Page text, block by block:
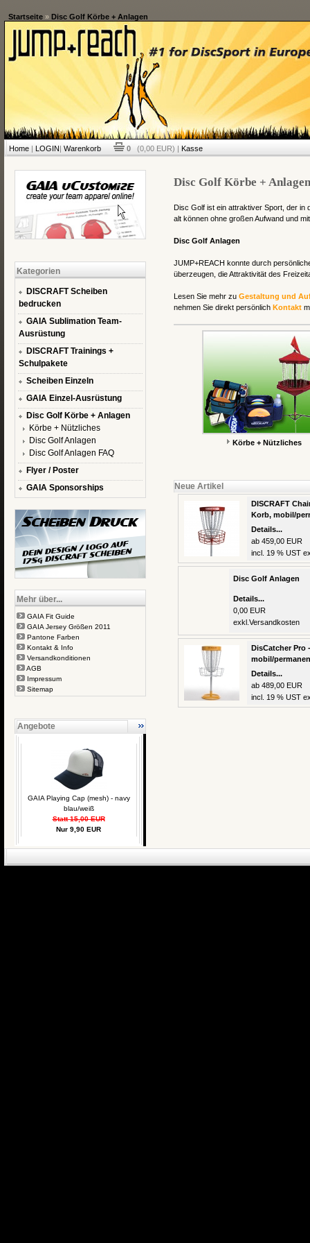
Startseite» Disc Golf Körbe + Anlagen
Home| LOGIN| Warenkorb 0 (0,00 EUR) | Kasse
Kategorien
DISCRAFT Scheiben
bedrucken
GAIA Sublimation Team-
Ausrüstung
DISCRAFT Trainings +
Schulpakete
Scheiben Einzeln
GAIA Einzel-Ausrüstung
Disc Golf Körbe + Anlagen
Körbe + Nützliches
Disc Golf Anlagen
Disc Golf Anlagen FAQ
Flyer / Poster
GAIA Sponsorships
Mehr über...
GAIA Fit Guide
GAIA Jersey Größen 2011
Pantone Farben
Kontakt & Info
Versandkonditionen
AGB
Impressum
Sitemap
Angebote
GAIA Playing Cap (mesh) - navy
blau/weiß
Statt 15,00 EUR
Nur 9,90 EUR
Disc Golf Körbe + Anlagen
Disc Golf ist ein attraktiver Sport, der in
alt können ohne großen Aufwand und
Disc Golf Anlagen
JUMP+REACH konnte durch
überzeugen, die Attraktivität des
Lesen Sie mehr zu Gestaltung und
nehmen Sie direkt persönlich Kontakt
Körbe + Nützliches
Neue Artikel
DISCRAFT
Korb, mobil/
Details...
ab 459,00 EUR
incl. 19 % UST
Disc Golf Anlagen
Details...
0,00 EUR
exkl. Versandkosten
DisCatcher Pro
mobil/
Details...
ab 489,00 EUR
incl. 19 % UST